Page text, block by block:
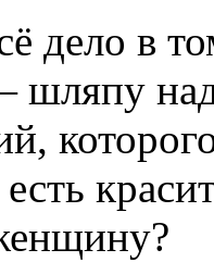
дело в
шляпу